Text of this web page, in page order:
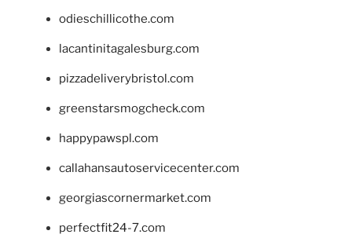
odieschillicothe.com
lacantinitagalesburg.com
pizzadeliverybristol.com
greenstarsmogcheck.com
happypawspl.com
callahansautoservicecenter.com
georgiascornermarket.com
perfectfit24-7.com